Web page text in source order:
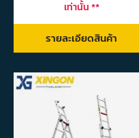
เท่านั้น **
รายละเอียดสินค้า